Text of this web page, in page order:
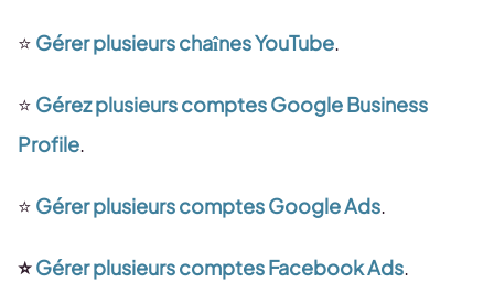
⭐️ Gérer plusieurs chaînes YouTube.
⭐️ Gérez plusieurs comptes Google Business
Profile.
⭐️ Gérer plusieurs comptes Google Ads.
⭐️Gérer plusieurs comptes Facebook Ads.